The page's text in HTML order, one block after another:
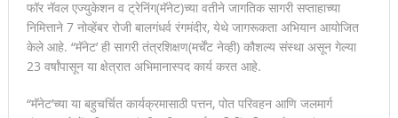
फॉर नॅवल एज्युकेशन व ट्रेनिंग(मॅनेट)च्या वतीने जागतिक सागरी सप्ताहाच्या
निमित्ताने 7 नोव्हेंबर रोजी बालगंधर्व रंगमंदीर, येथे जागरूकता अभियान आयोजित
केले आहे. “मॅनेट’ ही सागरी तंत्रशिक्षण(मर्चेंट नेव्ही) कौशल्य संस्था असून गेल्या
23 वर्षांपासून या क्षेत्रात अभिमानास्पद कार्य करत आहे.
“मॅनेट’च्या या बहुचर्चित कार्यक्रमासाठी पत्तन, पोत परिवहन आणि जलमार्ग